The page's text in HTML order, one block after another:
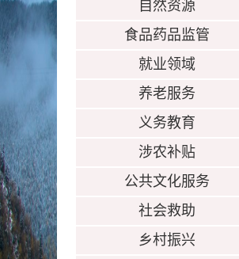
自然资源
食品药品监管
就业领域
养老服务
义务教育
涉农补贴
公共文化服务
社会救助
乡村振兴